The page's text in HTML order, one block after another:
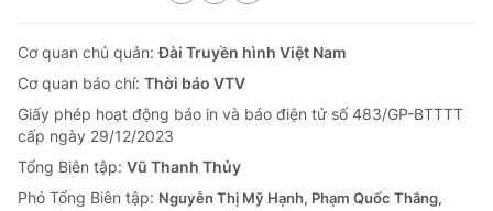
Cơ quan chủ quản:Đài Truyền hình Việt Nam
Cơ quan báo chí: Thời báo VTV
Giấy phép hoạt động báo in và báo điện tử số 483/GP-BTTTT
cấp ngày 29/12/2023
Tổng Biên tập: Vũ Thanh Thủy
Phó Tổng Biên tập: Nguyễn Thị Mỹ Hạnh, Phạm Quốc Thắng,